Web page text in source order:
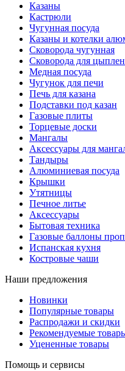
Казаны
Кастрюли
Чугунная посуда
Казаны и котелки
Сковорода чугунная
Сковорода для
Медная посуда
Чугунок для печи
Печь для казана
Подставки под казан
Газовые плиты
Торцевые доски
Мангалы
Аксессуары для
Тандыры
Алюминиевая посуда
Крышки
Утятницы
Печное литье
Аксессуары
Бытовая техника
Газовые баллоны
Испанская кухня
Костровые чаши
Наши предложения
Новинки
Популярные товары
Распродажи и скидки
Рекомендуемые
Уцененные товары
Помощь и сервисы